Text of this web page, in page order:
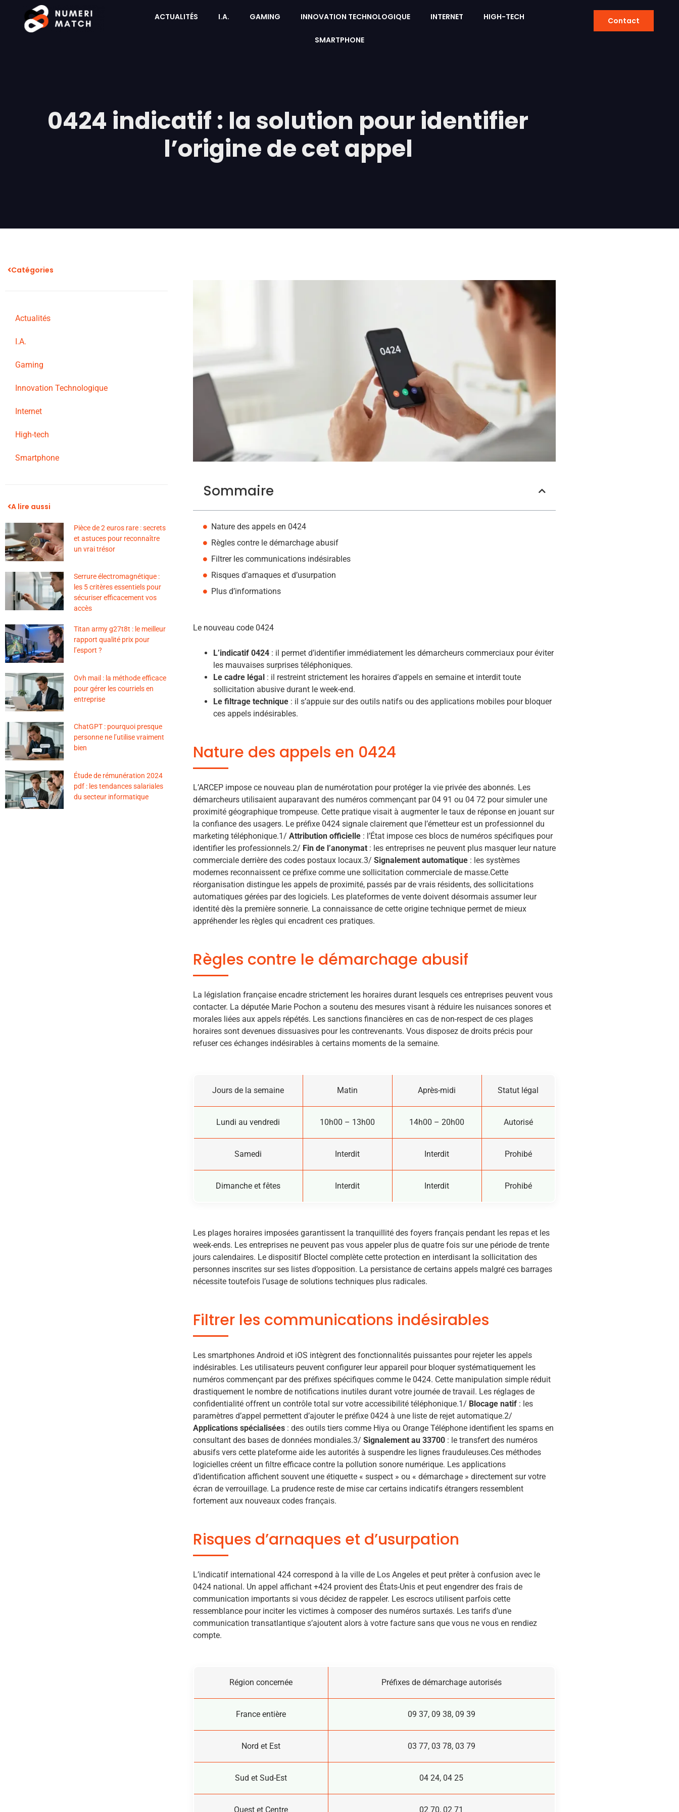
ACTUALITÉS I.A. GAMING INNOVATION TECHNOLOGIQUE INTERNET HIGH-TECH
SMARTPHONE
Contact
0424 indicatif : la solution pour identifier
l’origine de cet appel
Catégories
Actualités
I.A.
Gaming
Innovation Technologique
Internet
High-tech
Smartphone
A lire aussi
Pièce de 2 euros rare : secrets
et astuces pour reconnaître
un vrai trésor
Serrure électromagnétique :
les 5 critères essentiels pour
sécuriser efficacement vos
accès
Titan army g27t8t : le meilleur
rapport qualité prix pour
l’esport ?
Ovh mail : la méthode efficace
pour gérer les courriels en
entreprise
ChatGPT : pourquoi presque
personne ne l’utilise vraiment
bien
Étude de rémunération 2024
pdf : les tendances salariales
du secteur informatique
Sommaire
Nature des appels en 0424
Règles contre le démarchage abusif
Filtrer les communications indésirables
Risques d’arnaques et d’usurpation
Plus d’informations
Le nouveau code 0424
L’indicatif 0424: il permet d’identifier immédiatement les démarcheurs commerciaux pour éviter
les mauvaises surprises téléphoniques.
Le cadre légal: il restreint strictement les horaires d’appels en semaine et interdit toute
sollicitation abusive durant le week-end.
Le filtrage technique: il s’appuie sur des outils natifs ou des applications mobiles pour bloquer
ces appels indésirables.
Nature des appels en 0424
L’ARCEP impose ce nouveau plan de numérotation pour protéger la vie privée des abonnés. Les
démarcheurs utilisaient auparavant des numéros commençant par 04 91 ou 04 72 pour simuler une
proximité géographique trompeuse. Cette pratique visait à augmenter le taux de réponse en jouant sur
la confiance des usagers. Le préfixe 0424 signale clairement que l’émetteur est un professionnel du
marketing téléphonique.1/ Attribution officielle: l’État impose ces blocs de numéros spécifiques pour
identifier les professionnels.2/ Fin de l’anonymat: les entreprises ne peuvent plus masquer leur nature
commerciale derrière des codes postaux locaux.3/ Signalement automatique: les systèmes
modernes reconnaissent ce préfixe comme une sollicitation commerciale de masse.Cette
réorganisation distingue les appels de proximité, passés par de vrais résidents, des sollicitations
automatiques gérées par des logiciels. Les plateformes de vente doivent désormais assumer leur
identité dès la première sonnerie. La connaissance de cette origine technique permet de mieux
appréhender les règles qui encadrent ces pratiques.
Règles contre le démarchage abusif
La législation française encadre strictement les horaires durant lesquels ces entreprises peuvent vous
contacter. La députée Marie Pochon a soutenu des mesures visant à réduire les nuisances sonores et
morales liées aux appels répétés. Les sanctions financières en cas de non-respect de ces plages
horaires sont devenues dissuasives pour les contrevenants. Vous disposez de droits précis pour
refuser ces échanges indésirables à certains moments de la semaine.
Jours de la semaine Matin Après-midi Statut légal
Lundi au vendredi 10h00 – 13h00 14h00 – 20h00 Autorisé
Samedi Interdit Interdit Prohibé
Dimanche et fêtes Interdit Interdit Prohibé
Les plages horaires imposées garantissent la tranquillité des foyers français pendant les repas et les
week-ends. Les entreprises ne peuvent pas vous appeler plus de quatre fois sur une période de trente
jours calendaires. Le dispositif Bloctel complète cette protection en interdisant la sollicitation des
personnes inscrites sur ses listes d’opposition. La persistance de certains appels malgré ces barrages
nécessite toutefois l’usage de solutions techniques plus radicales.
Filtrer les communications indésirables
Les smartphones Android et iOS intègrent des fonctionnalités puissantes pour rejeter les appels
indésirables. Les utilisateurs peuvent configurer leur appareil pour bloquer systématiquement les
numéros commençant par des préfixes spécifiques comme le 0424. Cette manipulation simple réduit
drastiquement le nombre de notifications inutiles durant votre journée de travail. Les réglages de
confidentialité offrent un contrôle total sur votre accessibilité téléphonique.1/ Blocage natif: les
paramètres d’appel permettent d’ajouter le préfixe 0424 à une liste de rejet automatique.2/
Applications spécialisées: des outils tiers comme Hiya ou Orange Téléphone identifient les spams en
consultant des bases de données mondiales.3/ Signalement au 33700: le transfert des numéros
abusifs vers cette plateforme aide les autorités à suspendre les lignes frauduleuses.Ces méthodes
logicielles créent un filtre efficace contre la pollution sonore numérique. Les applications
d’identification affichent souvent une étiquette « suspect » ou « démarchage » directement sur votre
écran de verrouillage. La prudence reste de mise car certains indicatifs étrangers ressemblent
fortement aux nouveaux codes français.
Risques d’arnaques et d’usurpation
L’indicatif international 424 correspond à la ville de Los Angeles et peut prêter à confusion avec le
0424 national. Un appel affichant +424 provient des États-Unis et peut engendrer des frais de
communication importants si vous décidez de rappeler. Les escrocs utilisent parfois cette
ressemblance pour inciter les victimes à composer des numéros surtaxés. Les tarifs d’une
communication transatlantique s’ajoutent alors à votre facture sans que vous ne vous en rendiez
compte.
Région concernée Préfixes de démarchage autorisés
France entière 09 37, 09 38, 09 39
Nord et Est 03 77, 03 78, 03 79
Sud et Sud-Est 04 24, 04 25
Ouest et Centre 02 70, 02 71